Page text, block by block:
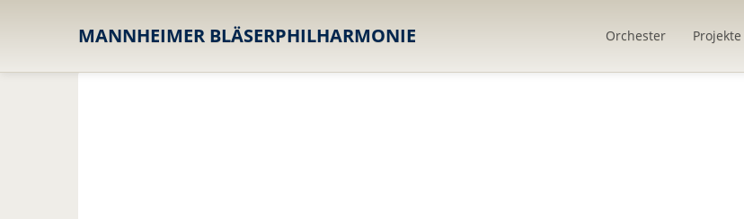
MANNHEIMER BLÄSERPHILHARMONIE Orchester Projekte